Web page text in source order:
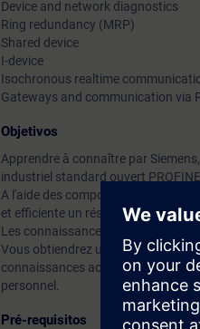
Device and network diagnostics
Ring redundancy (MRP)
Shared device
I-device
Isochronous realtime
Gateways and communication via
Objetivos
Apprendre à connaître par
industriel standard ouvert
A l'aide des composants de la
et efficiente un réseau PROFINET.
Les connaissances théoriques
Vous obtiendrez un module
connaissances acquises pendant
personnel.
Pré-requisitos